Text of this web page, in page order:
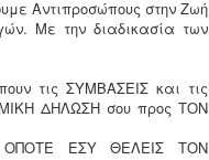
Αντιπροσώπους στην Ζωή
Με την διαδικασία των
τις ΣΥΜΒΑΣΕΙΣ και τις
ΔΗΛΩΣΗ σου προς ΤΟΝ
ΟΠΟΤΕ ΕΣΥ ΘΕΛΕΙΣ ΤΟΝ